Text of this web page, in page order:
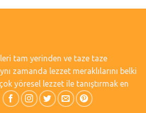
tam yerinden ve taze taze
zamanda lezzet meraklılarını belki
yöresel lezzet ile tanıştırmak en